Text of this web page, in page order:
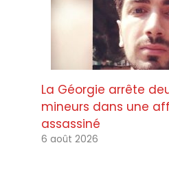
La Géorgie arrête
mineurs dans une
assassiné
6 août 2026